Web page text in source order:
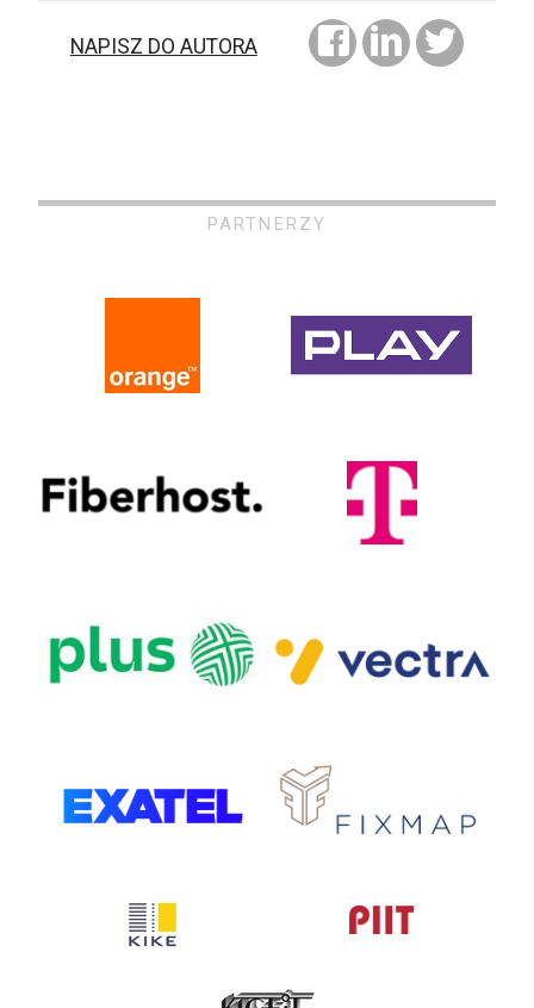
NAPISZ DO AUTORA
PARTNERZY